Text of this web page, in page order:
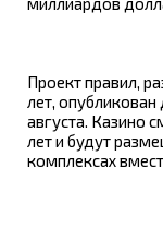
Проект правил,
лет,
августа. Казино
лет и будут
комплексах